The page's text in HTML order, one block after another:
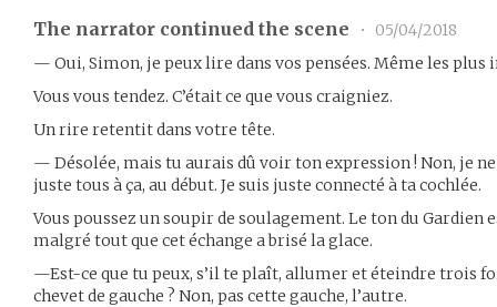
The narrator continued the scene •
05/04/2018
— Oui, Simon, je peux lire dans vos pensées. Même les plus
Vous vous tendez. C’était ce que vous craigniez.
Un rire retentit dans votre tête.
— Désolée, mais tu aurais dû voir ton expression ! Non, je
juste tous à ça, au début. Je suis juste connecté à ta cochlée.
Vous poussez un soupir de soulagement. Le ton du Gardien
malgré tout que cet échange a brisé la glace.
—Est-ce que tu peux, s’il te plaît, allumer et éteindre trois
chevet de gauche ? Non, pas cette gauche, l’autre.